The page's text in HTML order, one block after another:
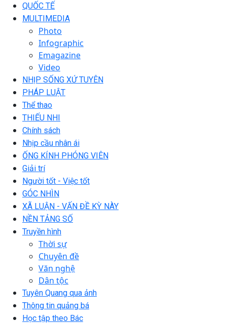
QUỐC TẾ
MULTIMEDIA
Photo
Infographic
Emagazine
Video
NHỊP SỐNG XỨ TUYÊN
PHÁP LUẬT
Thể thao
THIẾU NHI
Chính sách
Nhịp cầu nhân ái
ỐNG KÍNH PHÓNG VIÊN
Giải trí
Người tốt - Việc tốt
GÓC NHÌN
XÃ LUẬN - VẤN ĐỀ KỲ NÀY
NỀN TẢNG SỐ
Truyền hình
Thời sự
Chuyên đề
Văn nghệ
Dân tộc
Tuyên Quang qua ảnh
Thông tin quảng bá
Học tập theo Bác